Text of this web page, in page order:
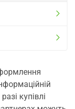
купівлі